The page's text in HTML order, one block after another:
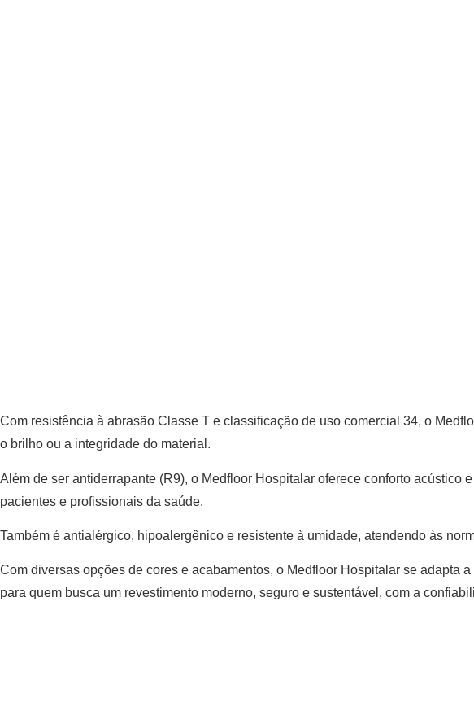
Com resistência à abrasão Classe T e classificação de uso comercial 34, o
o brilho ou a integridade do material.
Além de ser antiderrapante (R9), o Medfloor Hospitalar oferece conforto
pacientes e profissionais da saúde.
Também é antialérgico, hipoalergênico e resistente à umidade, atendendo às
Com diversas opções de cores e acabamentos, o Medfloor Hospitalar se adapta
para quem busca um revestimento moderno, seguro e sustentável, com a